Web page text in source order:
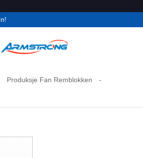
Produksje Fan Remblokken